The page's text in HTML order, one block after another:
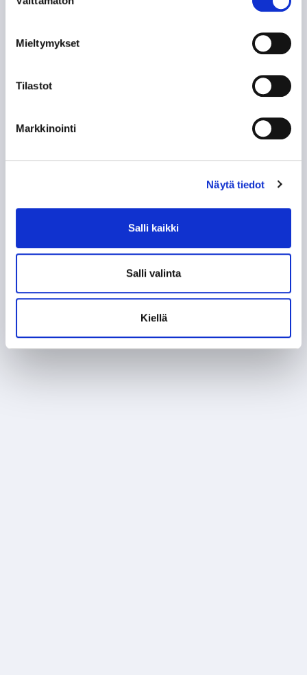
valinta
Mieltymykset
Tilastot
Markkinointi
Näytä tiedot
Salli kaikki
Salli valinta
Kiellä